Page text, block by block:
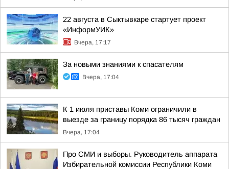
22 августа в Сыктывкаре стартует проект
«ИнформУИК»
Вчера, 17:17
За новыми знаниями к спасателям
Вчера, 17:04
К 1 июля приставы Коми ограничили в
выезде за границу порядка 86 тысяч граждан
Вчера, 17:04
Про СМИ и выборы. Руководитель аппарата
Избирательной комиссии Республики Коми